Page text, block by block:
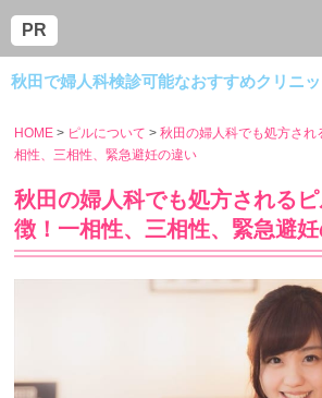
秋田で婦人科検診可能なおすすめクリニッ
PR
menu
HOME ピルについて
秋田の婦人科でも処方さ
相性、三相性、緊急避妊の違い
秋田の婦人科でも処方される
徴！一相性、三相性、緊急避